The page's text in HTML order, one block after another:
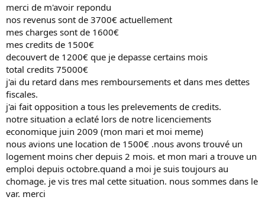
merci de m'avoir repondu
nos revenus sont de 3700€ actuellement
mes charges sont de 1600€
mes credits de 1500€
decouvert de 1200€ que je depasse certains mois
total credits 75000€
j'ai du retard dans mes remboursements et dans mes dettes
fiscales.
j'ai fait opposition a tous les prelevements de credits.
notre situation a eclaté lors de notre licenciements
economique juin 2009 (mon mari et moi meme)
nous avions une location de 1500€ .nous avons trouvé un
logement moins cher depuis 2 mois. et mon mari a trouve un
emploi depuis octobre.quand a moi je suis toujours au
chomage. je vis tres mal cette situation. nous sommes dans le
var. merci